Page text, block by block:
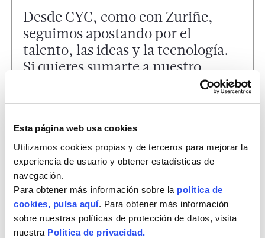
Esta página web usa cookies
Utilizamos cookies propias y de terceros para mejorar la
experiencia de usuario y obtener estadísticas de
navegación.
Para obtener más información sobre la política de
cookies, pulsa aquí. Para obtener más información
sobre nuestras políticas de protección de datos, visita
nuestra Política de privacidad.
Desde CYC, como con Zuriñe,
seguimos apostando por el
talento, las ideas y la tecnología.
Si quieres sumarte a nuestro
equipo, échale un vistazo a los
procesos que tenemos abiertos o
arrhh@cyc.es(Att. Iñaki Percaz,
responsable de Talento en CYC).
#Talento #Empleabilidad